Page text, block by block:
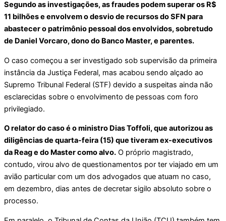
Segundo as investigações, as fraudes podem superar os R$
11 bilhões e envolvem o desvio de recursos do SFN para
abastecer o patrimônio pessoal dos envolvidos, sobretudo
de Daniel Vorcaro, dono do Banco Master, e parentes.
O caso começou a ser investigado sob supervisão da primeira
instância da Justiça Federal, mas acabou sendo alçado ao
Supremo Tribunal Federal (STF) devido a suspeitas ainda não
esclarecidas sobre o envolvimento de pessoas com foro
privilegiado.
O relator do caso é o ministro Dias Toffoli, que autorizou as
diligências de quarta-feira (15) que tiveram ex-executivos
da Reag e do Master como alvo. O próprio magistrado,
contudo, virou alvo de questionamentos por ter viajado em um
avião particular com um dos advogados que atuam no caso,
em dezembro, dias antes de decretar sigilo absoluto sobre o
processo.